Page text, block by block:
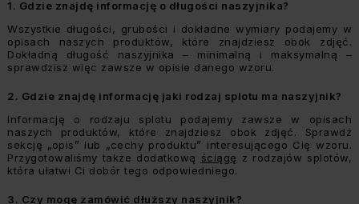
1. Gdzie znajdę informację o długości naszyjnika?
Wszystkie długości, grubości i dokładne wymiary podajemy w
opisach naszych produktów, które znajdziesz obok zdjęć.
Dokładną długość naszyjnika – minimalną i maksymalną –
sprawdzisz więc zawsze w opisie danego wzoru.
2. Gdzie znajdę informację jaki rodzaj splotu ma naszyjnik?
Informację o rodzaju splotu podajemy zawsze w opisach
naszych produktów, które znajdziesz obok zdjęć. Sprawdź
sekcję „opis” lub „cechy produktu” interesującego Cię wzoru.
Przygotowaliśmy także dodatkową ściągę z rodzajów splotów,
która ułatwi Ci dobór tego odpowiedniego.
3. Czy mogę zamówić dłuższy naszyjnik?